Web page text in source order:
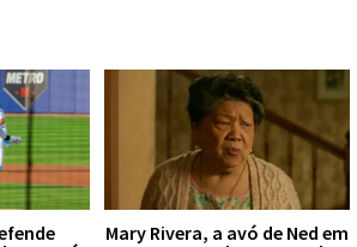
Mary Rivera, a avó de Ned em